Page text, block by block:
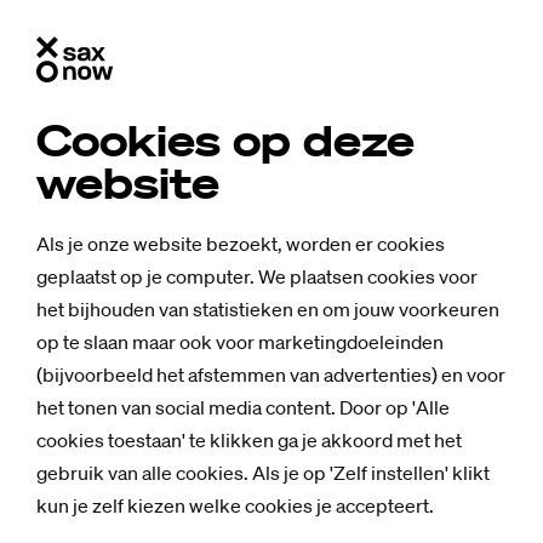
Cookies op deze
website
Als je onze website bezoekt, worden er cookies
geplaatst op je computer. We plaatsen cookies voor
het bijhouden van statistieken en om jouw voorkeuren
op te slaan maar ook voor marketingdoeleinden
(bijvoorbeeld het afstemmen van advertenties) en voor
het tonen van social media content. Door op 'Alle
cookies toestaan' te klikken ga je akkoord met het
gebruik van alle cookies. Als je op 'Zelf instellen' klikt
kun je zelf kiezen welke cookies je accepteert.
Nieuws